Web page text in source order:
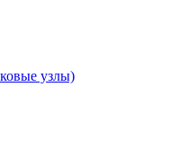
узлы)